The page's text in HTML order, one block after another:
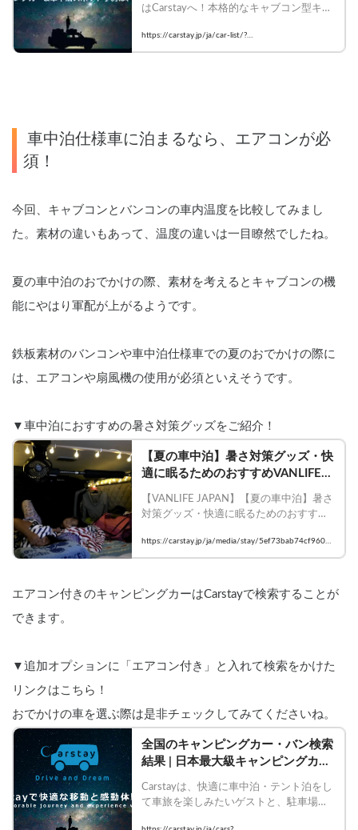
はCarstayへ！本格的なキャブコン型キャ
験。今すぐ予約！ | キャブコンのキャン
ピングカー一覧
https://carstay.jp/ja/car-list/?
keyword=%E3%82%AD%E3%83%A3%E3%83%96%
車中泊仕様車に泊まるなら、エアコンが必
須！
今回、キャブコンとバンコンの車内温度を比較してみまし
た。素材の違いもあって、温度の違いは一目瞭然でしたね。
夏の車中泊のおでかけの際、素材を考えるとキャブコンの機
能にやはり軍配が上がるようです。
鉄板素材のバンコンや車中泊仕様車での夏のおでかけの際に
は、エアコンや扇風機の使用が必須といえそうです。
▼車中泊におすすめの暑さ対策グッズをご紹介！
【夏の車中泊】暑さ対策グッズ・快
適に眠るためのおすすめVANLIFEア
イテム5選をご紹介！
【VANLIFE JAPAN】【夏の車中泊】暑さ
対策グッズ・快適に眠るためのおすすめ
    #Carstay #VANLIFEJAPAN #車中泊 #
とうちゃんはテンネンパーマ
https://carstay.jp/ja/media/stay/5ef73bab74cf96002
741e2ce
エアコン付きのキャンピングカーはCarstayで検索することが
できます。
▼追加オプションに「エアコン付き」と入れて検索をかけた
リンクはこちら！
おでかけの車を選ぶ際は是非チェックしてみてくださいね。
全国のキャンピングカー・バン検索
結果 | 日本最大級キャンピングカー
予約サイト【Carstay】
Carstayは、快適に車中泊・テント泊をし
て車旅を楽しみたいゲストと、駐車場・